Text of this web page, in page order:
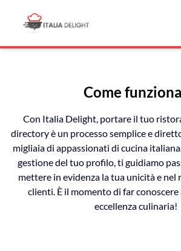
Come
Con Italia Delight, portare il tuo
directory è un processo semplice e
migliaia di appassionati di cucina
gestione del tuo profilo, ti guidiamo
mettere in evidenza la tua unicità e nel
clienti. È il momento di far
eccellenza culinaria!